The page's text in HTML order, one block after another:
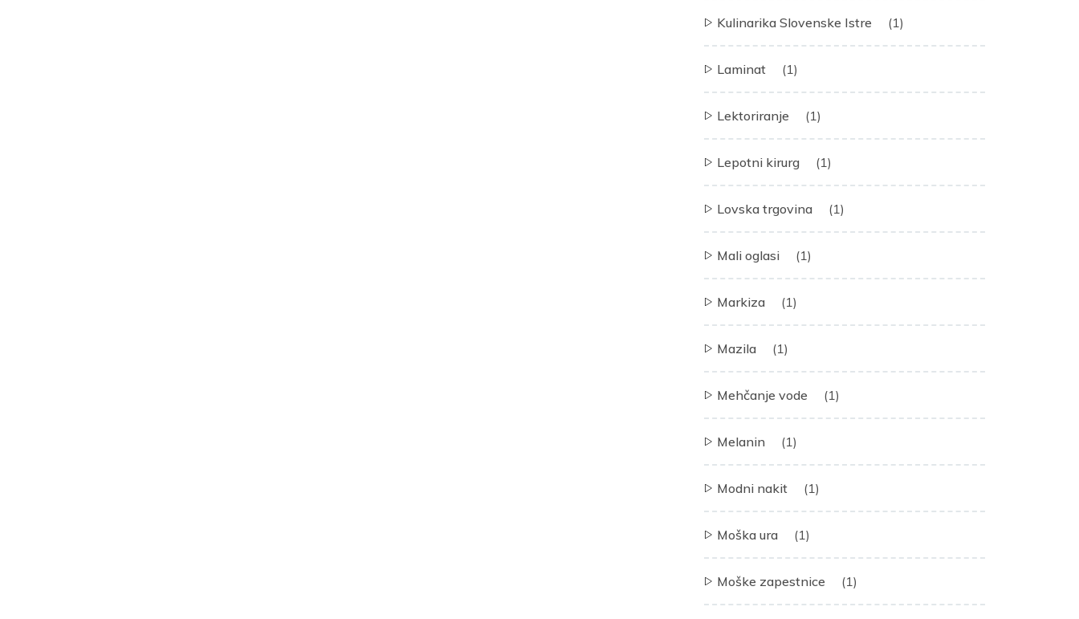
Kulinarika Slovenske Istre (1)
Laminat (1)
Lektoriranje (1)
Lepotni kirurg (1)
Lovska trgovina (1)
Mali oglasi (1)
Markiza (1)
Mazila (1)
Mehčanje vode (1)
Melanin (1)
Modni nakit (1)
Moška ura (1)
Moške zapestnice (1)